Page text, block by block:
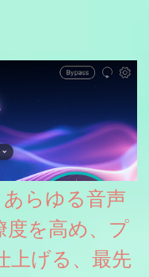
あらゆる音声
度を高め、プ
上げる、最先